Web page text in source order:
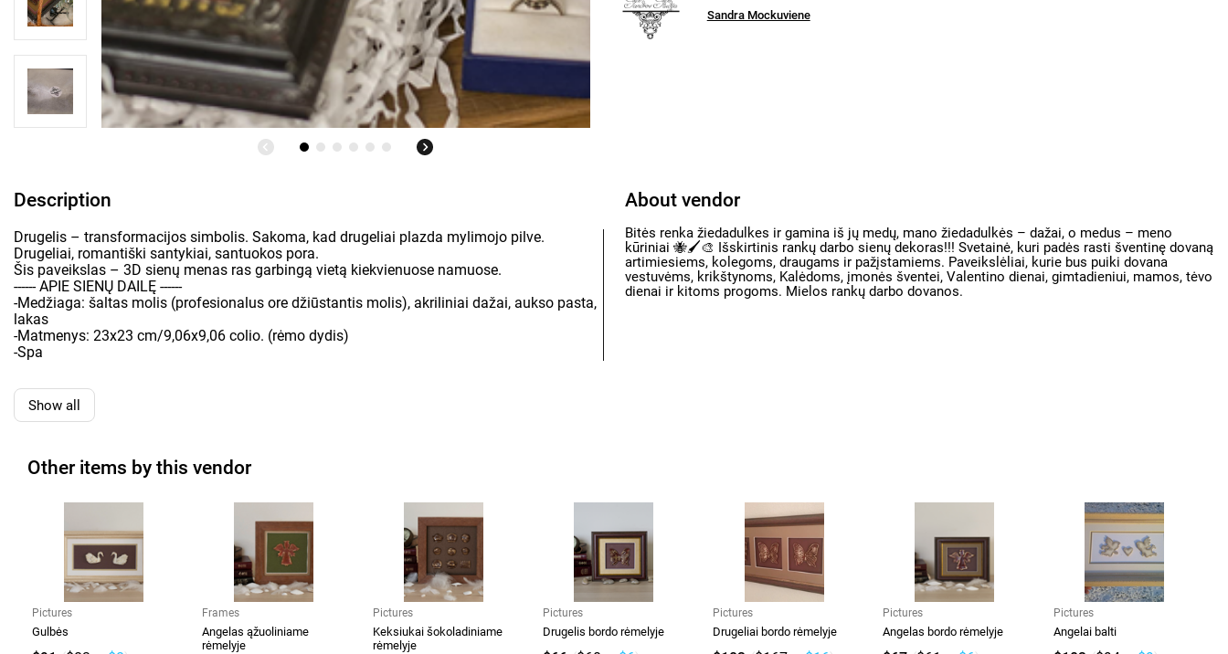
Sandra Mockuviene
Description
Drugelis – transformacijos simbolis. Sakoma, kad drugeliai plazda mylimojo pilve.
Drugeliai, romantiški santykiai, santuokos pora.
Šis paveikslas – 3D sienų menas ras garbingą vietą kiekvienuose namuose.
------ APIE SIENŲ DAILĘ ------
-Medžiaga: šaltas molis (profesionalus ore džiūstantis molis), akriliniai dažai, aukso pasta,
lakas
-Matmenys: 23x23 cm/9,06x9,06 colio. (rėmo dydis)
-Spa
Show all
About vendor
Bitės renka žiedadulkes ir gamina iš jų medų, mano žiedadulkės – dažai, o medus – meno
kūriniai 🐝🖌️🎨 Išskirtinis rankų darbo sienų dekoras!!! Svetainė, kuri padės rasti šventinę dovaną
artimiesiems, kolegoms, draugams ir pažįstamiems. Paveikslėliai, kurie bus puiki dovana
vestuvėms, krikštynoms, Kalėdoms, įmonės šventei, Valentino dienai, gimtadieniui, mamos, tėvo
dienai ir kitoms progoms. Mielos rankų darbo dovanos.
Other items by this vendor
Pictures
Gulbės
Frames
Angelas ąžuoliniame
rėmelyje
Pictures
Keksiukai šokoladiniame
rėmelyje
Pictures
Drugelis bordo rėmelyje
Pictures
Drugeliai bordo rėmelyje
Pictures
Angelas bordo rėmelyje
Pictures
Angelai balti